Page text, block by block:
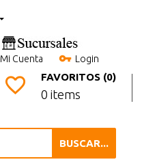
Mi Cuenta Login
FAVORITOS (0)
0 items
BUSCAR...